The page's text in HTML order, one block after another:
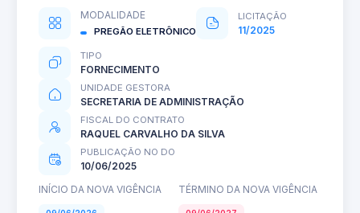
MODALIDADE
PREGÃO ELETRÔNICO
LICITAÇÃO
11/2025
TIPO
FORNECIMENTO
UNIDADE GESTORA
SECRETARIA DE ADMINISTRAÇÃO
FISCAL DO CONTRATO
RAQUEL CARVALHO DA SILVA
PUBLICAÇÃO NO DO
10/06/2025
INÍCIO DA NOVA VIGÊNCIA
TÉRMINO DA NOVA VIGÊNCIA